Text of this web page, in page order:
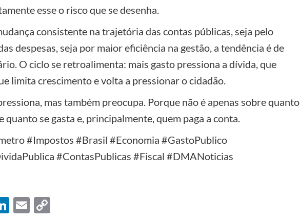
esse o risco que se desenha.
consistente na trajetória das contas públicas, seja pelo
despesas, seja por maior eficiência na gestão, a tendência é de
O ciclo se retroalimenta: mais gasto pressiona a dívida, que
limita crescimento e volta a pressionar o cidadão.
mas também preocupa. Porque não é apenas sobre quanto
quanto se gasta e, principalmente, quem paga a conta.
#Impostos #Brasil #Economia #GastoPublico
#ContasPublicas #Fiscal #DMANoticias
LinkedIn
Email